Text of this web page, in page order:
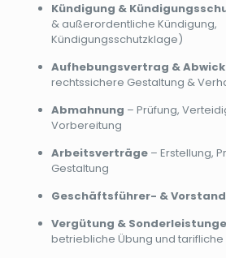
Kündigung &
& außerordentliche Kündigung,
Kündigungsschutzklage)
Aufhebungsvertrag &
rechtssichere Gestaltung &
Abmahnung – Prüfung,
Vorbereitung
Arbeitsverträge – Erstellung,
Gestaltung
Geschäftsführer- &
Vergütung &
betriebliche Übung und